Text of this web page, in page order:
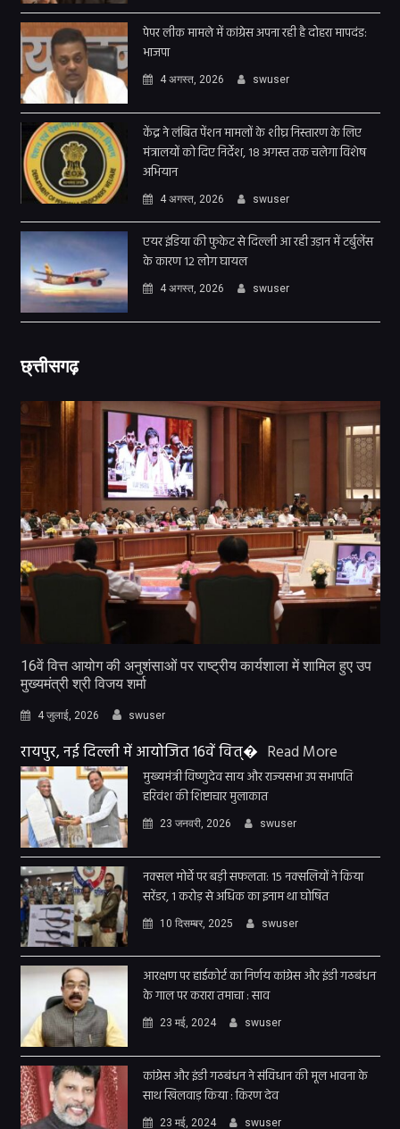
पेपर लीक मामले में कांग्रेस अपना रही है दोहरा मापदंड:
भाजपा
4 अगस्त, 2026 swuser
केंद्र ने लंबित पेंशन मामलों के शीघ्र निस्तारण के लिए
मंत्रालयों को दिए निर्देश, 18 अगस्त तक चलेगा विशेष
अभियान
4 अगस्त, 2026 swuser
एयर इंडिया की फुकेट से दिल्ली आ रही उड़ान में टर्बुलेंस
के कारण 12 लोग घायल
4 अगस्त, 2026 swuser
छ्त्तीसगढ़
16वें वित्त आयोग की अनुशंसाओं पर राष्ट्रीय कार्यशाला में शामिल हुए उप
मुख्यमंत्री श्री विजय शर्मा
4 जुलाई, 2026 swuser
रायपुर, नई दिल्ली में आयोजित 16वें वित्� Read More
मुख्यमंत्री विष्णुदेव साय और राज्यसभा उप सभापति
हरिवंश की शिष्टाचार मुलाकात
23 जनवरी, 2026 swuser
नक्सल मोर्चे पर बड़ी सफलता: 15 नक्सलियों ने किया
सरेंडर, 1 करोड़ से अधिक का इनाम था घोषित
10 दिसम्बर, 2025 swuser
आरक्षण पर हाईकोर्ट का निर्णय कांग्रेस और इंडी गठबंधन
के गाल पर करारा तमाचा : साव
23 मई, 2024 swuser
कांग्रेस और इंडी गठबंधन ने संविधान की मूल भावना के
साथ खिलवाड़ किया : किरण देव
23 मई, 2024 swuser